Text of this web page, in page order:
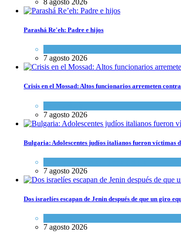
8 agosto 2026
Parashá Re'eh: Padre e hijos
7 agosto 2026
Crisis en el Mossad: Altos funcionarios arremeten
7 agosto 2026
Bulgaria: Adolescentes judíos italianos fueron víctimas
7 agosto 2026
Dos israelíes escapan de Jenin después de que un giro
7 agosto 2026